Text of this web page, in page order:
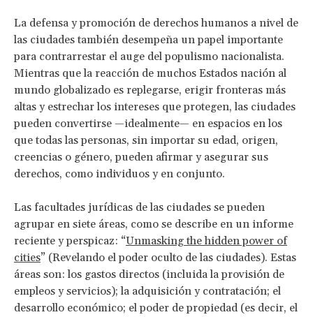
La defensa y promoción de derechos humanos a nivel de
las ciudades también desempeña un papel importante
para contrarrestar el auge del populismo nacionalista.
Mientras que la reacción de muchos Estados nación al
mundo globalizado es replegarse, erigir fronteras más
altas y estrechar los intereses que protegen, las ciudades
pueden convertirse —idealmente— en espacios en los
que todas las personas, sin importar su edad, origen,
creencias o género, pueden afirmar y asegurar sus
derechos, como individuos y en conjunto.
Las facultades jurídicas de las ciudades se pueden
agrupar en siete áreas, como se describe en un informe
reciente y perspicaz: “Unmasking the hidden power of
cities” (Revelando el poder oculto de las ciudades). Estas
áreas son: los gastos directos (incluida la provisión de
empleos y servicios); la adquisición y contratación; el
desarrollo económico; el poder de propiedad (es decir, el